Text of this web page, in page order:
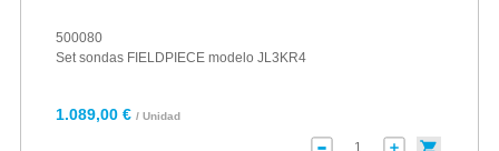
500080
Set sondas FIELDPIECE modelo JL3KR4
1.089,00 € / Unidad